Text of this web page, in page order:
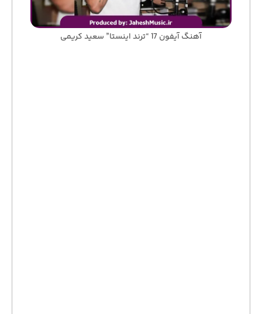
آهنگ آیفون 17 “ترند اینستا” سعید کریمی